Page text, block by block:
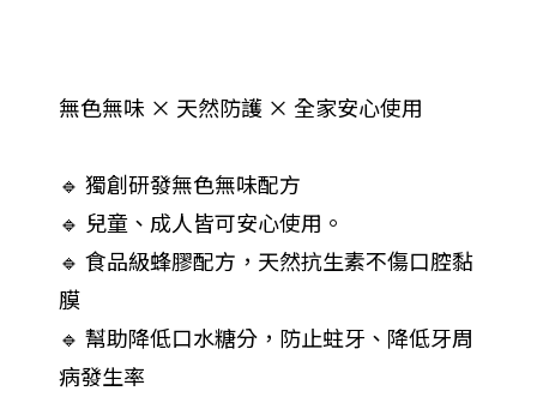
無色無味 × 天然防護 × 全家安心使用
🔹 獨創研發無色無味配方
🔹 兒童、成人皆可安心使用。
🔹 食品級蜂膠配方，天然抗生素不傷口腔黏
膜
🔹 幫助降低口水糖分，防止蛀牙、降低牙周
病發生率